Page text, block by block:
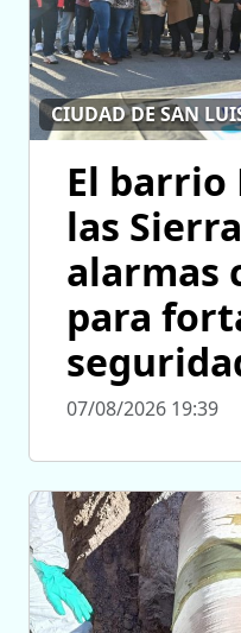
CIUDAD DE SAN
El barrio
las
alarmas
para
07/08/2026 19:39